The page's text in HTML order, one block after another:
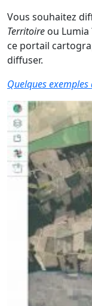
Vous souhaitez
Territoire ou Lumia
ce portail
diffuser.
Quelques